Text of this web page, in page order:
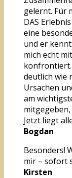
gelernt. Für
DAS
eine
und er
mich echt
konfrontiert.
deutlich wie
Ursachen
am
Jetzt liegt
Bogdan
Besonders!
mir – sofort
Kirsten